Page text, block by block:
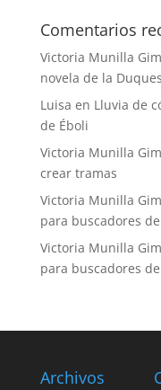
Comentarios
Victoria Munilla
novela de la
Luisa en Lluvia de
de Éboli
Victoria Munilla
crear tramas
Victoria Munilla
para buscadores
Victoria Munilla
para buscadores
Archivos